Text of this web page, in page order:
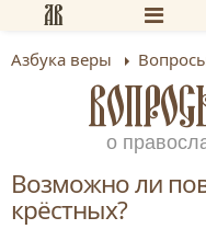
Азбука веры
о
Возможно ли
крёстных?